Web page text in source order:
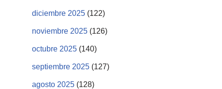
diciembre 2025 (122)
noviembre 2025 (126)
octubre 2025 (140)
septiembre 2025 (127)
agosto 2025 (128)